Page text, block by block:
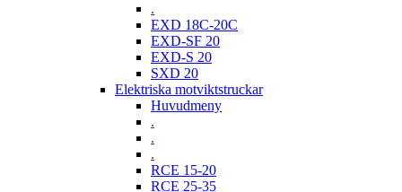
.
EXD 18C-20C
EXD-SF 20
EXD-S 20
SXD 20
Elektriska motviktstruckar
Huvudmeny
.
.
.
RCE 15-20
RCE 25-35